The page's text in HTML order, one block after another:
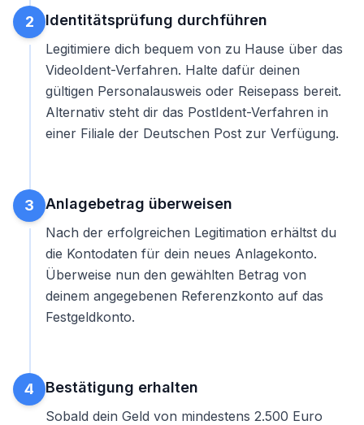
2 Identitätsprüfung durchführen
Legitimiere dich bequem von zu Hause über das
VideoIdent-Verfahren. Halte dafür deinen
gültigen Personalausweis oder Reisepass bereit.
Alternativ steht dir das PostIdent-Verfahren in
einer Filiale der Deutschen Post zur Verfügung.
3 Anlagebetrag überweisen
Nach der erfolgreichen Legitimation erhältst du
die Kontodaten für dein neues Anlagekonto.
Überweise nun den gewählten Betrag von
deinem angegebenen Referenzkonto auf das
Festgeldkonto.
4 Bestätigung erhalten
Sobald dein Geld von mindestens 2.500 Euro